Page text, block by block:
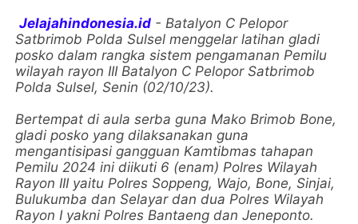
Jelajahindonesia.id - Batalyon C Pelopor
Satbrimob Polda Sulsel menggelar latihan gladi
posko dalam rangka sistem pengamanan Pemilu
wilayah rayon III Batalyon C Pelopor Satbrimob
Polda Sulsel, Senin (02/10/23).
Bertempat di aula serba guna Mako Brimob Bone,
gladi posko yang dilaksanakan guna
mengantisipasi gangguan Kamtibmas tahapan
Pemilu 2024 ini diikuti 6 (enam) Polres Wilayah
Rayon III yaitu Polres Soppeng, Wajo, Bone, Sinjai,
Bulukumba dan Selayar dan dua Polres Wilayah
Rayon I yakni Polres Bantaeng dan Jeneponto.